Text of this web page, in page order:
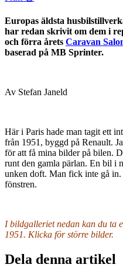
Europas äldsta
har redan skrivit om dem i
och förra årets Caravan
baserad på MB Sprinter.
Av Stefan Janeld
Här i Paris hade man tagit ett
från 1951, byggd på Renault.
för att få mina bilder på bilen.
runt den gamla pärlan. En bil i
unken doft. Man fick inte gå in.
fönstren.
I bildgalleriet nedan kan du ta
1951. Klicka för större bilder.
Dela denna artikel